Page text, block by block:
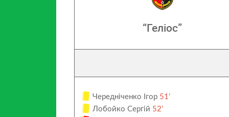
“Геліос”
Чередніченко Ігор 51’
Лобойко Сергій 52’